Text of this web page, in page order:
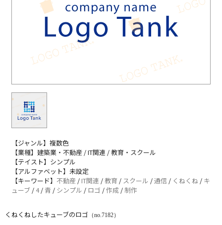
【ジャンル】複数色
【業種】建築業・不動産 / IT関連 / 教育・スクール
【テイスト】シンプル
【アルファベット】未設定
【キーワード】 不動産 /IT関連 / 教育 / スクール /通信 / くねくね / キ
ューブ / 4/ 青 / シンプル / ロゴ /作成 / 制作
くねくねしたキューブのロゴ （no.7182）